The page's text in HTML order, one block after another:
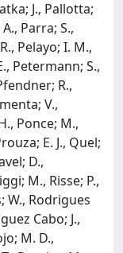
J., Pallotta;
Parra; S.,
Pelayo; I. M.,
Petermann; S.,
R.,
V.,
Ponce; M.,
E. J., Quel;
D.,
M., Risse; P.,
W., Rodrigues
Cabo; J.,
M. D.,